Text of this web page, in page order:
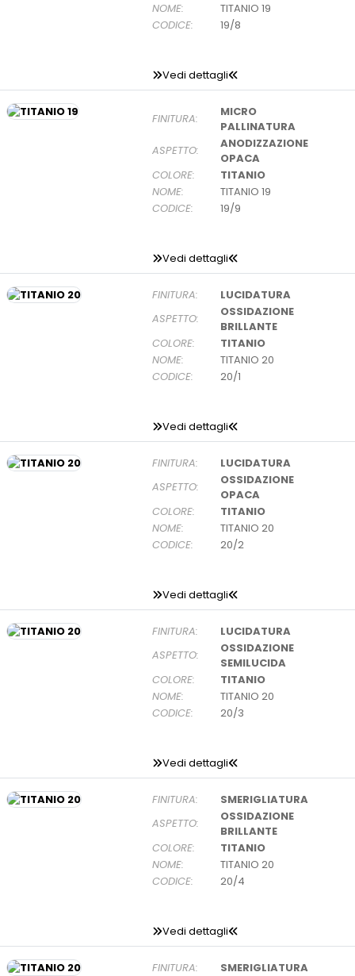
NOME:
TITANIO 19
CODICE:
19/8
Vedi dettagli
FINITURA:
MICRO
PALLINATURA
ASPETTO:
ANODIZZAZIONE
OPACA
COLORE:
TITANIO
NOME:
TITANIO 19
CODICE:
19/9
Vedi dettagli
FINITURA:
LUCIDATURA
ASPETTO:
OSSIDAZIONE
BRILLANTE
COLORE:
TITANIO
NOME:
TITANIO 20
CODICE:
20/1
Vedi dettagli
FINITURA:
LUCIDATURA
ASPETTO:
OSSIDAZIONE
OPACA
COLORE:
TITANIO
NOME:
TITANIO 20
CODICE:
20/2
Vedi dettagli
FINITURA:
LUCIDATURA
ASPETTO:
OSSIDAZIONE
SEMILUCIDA
COLORE:
TITANIO
NOME:
TITANIO 20
CODICE:
20/3
Vedi dettagli
FINITURA:
SMERIGLIATURA
ASPETTO:
OSSIDAZIONE
BRILLANTE
COLORE:
TITANIO
NOME:
TITANIO 20
CODICE:
20/4
Vedi dettagli
FINITURA:
SMERIGLIATURA